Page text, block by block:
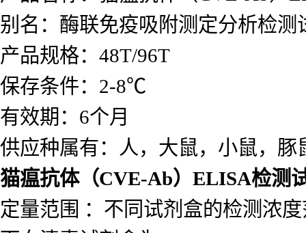
别名：酶联免疫吸附测定分析检测
产品规格：48T/96T
保存条件：2-8℃
有效期：6个月
供应种属有：人，大鼠，小鼠，
猫瘟抗体（CVE-Ab）ELISA检测
定量范围 ：不同试剂盒的检测浓